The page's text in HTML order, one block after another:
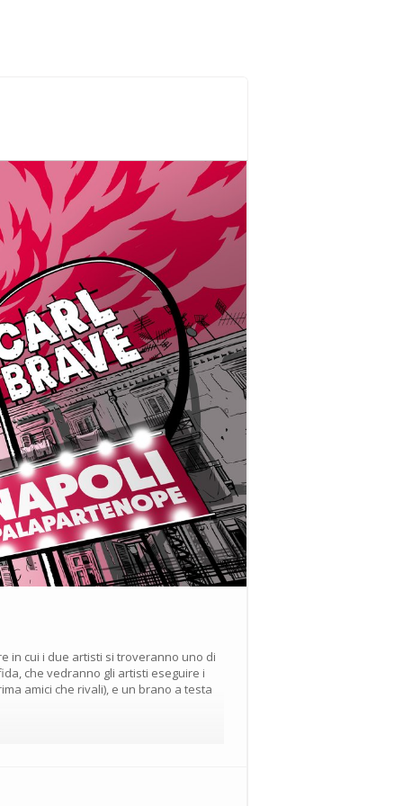
in cui i due artisti si troveranno uno di
che vedranno gli artisti eseguire i
amici che rivali), e un brano a testa